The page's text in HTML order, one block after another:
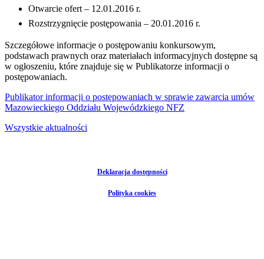
Otwarcie ofert – 12.01.2016 r.
Rozstrzygnięcie postępowania – 20.01.2016 r.
Szczegółowe informacje o postępowaniu konkursowym,
podstawach prawnych oraz materiałach informacyjnych dostępne są
w ogłoszeniu, które znajduje się w Publikatorze informacji o
postępowaniach.
Publikator informacji o postępowaniach w sprawie zawarcia umów
Mazowieckiego Oddziału Wojewódzkiego NFZ
Wszystkie aktualności
Deklaracja dostępności
Polityka cookies